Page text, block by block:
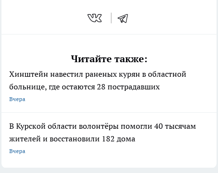
Читайте также:
Хинштейн навестил раненых курян в областной
больнице, где остаются 28 пострадавших
Вчера
В Курской области волонтёры помогли 40 тысячам
жителей и восстановили 182 дома
Вчера